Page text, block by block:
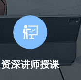
资深讲师授课